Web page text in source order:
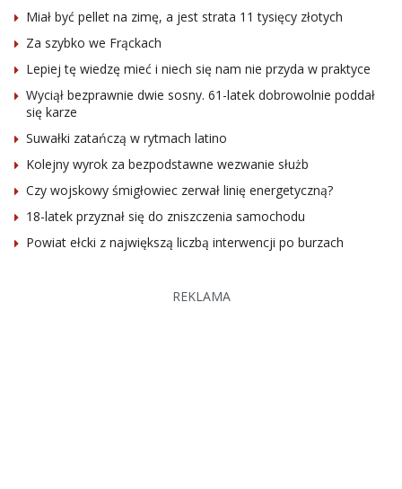
Miał być pellet na zimę, a jest strata 11 tysięcy złotych
Za szybko we Frąckach
Lepiej tę wiedzę mieć i niech się nam nie przyda w praktyce
Wyciął bezprawnie dwie sosny. 61-latek dobrowolnie poddał
się karze
Suwałki zatańczą w rytmach latino
Kolejny wyrok za bezpodstawne wezwanie służb
Czy wojskowy śmigłowiec zerwał linię energetyczną?
18-latek przyznał się do zniszczenia samochodu
Powiat ełcki z największą liczbą interwencji po burzach
REKLAMA